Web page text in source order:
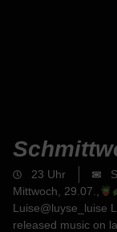
23 Uhr
Mittwoch, 29.07.,
Luise@luyse_luise
released music on